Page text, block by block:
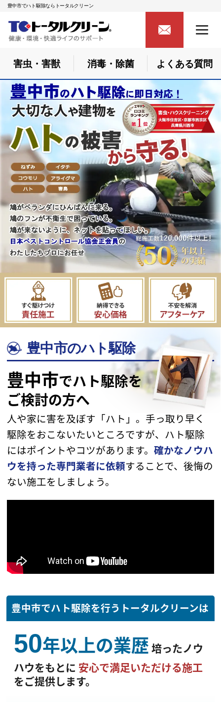
豊中市でハト駆除ならトータルクリーン
害虫・害獣 消毒・除菌 よくある質問
豊中市のハト駆除
豊中市でハト駆除を
ご検討の方へ
人や家に害を及ぼす「ハト」。手っ取り早く
駆除をおこないたいところですが、ハト駆除
にはポイントやコツがあります。確かなノウハ
ウを持った専門業者に依頼する ことで、後悔の
ない施工をしましょう。
豊中市でハト駆除を行うトータルクリーンは
50年以上の業歴 培ったノウ
ハウをもとに 安心で満足いただける施工
をご提供します。